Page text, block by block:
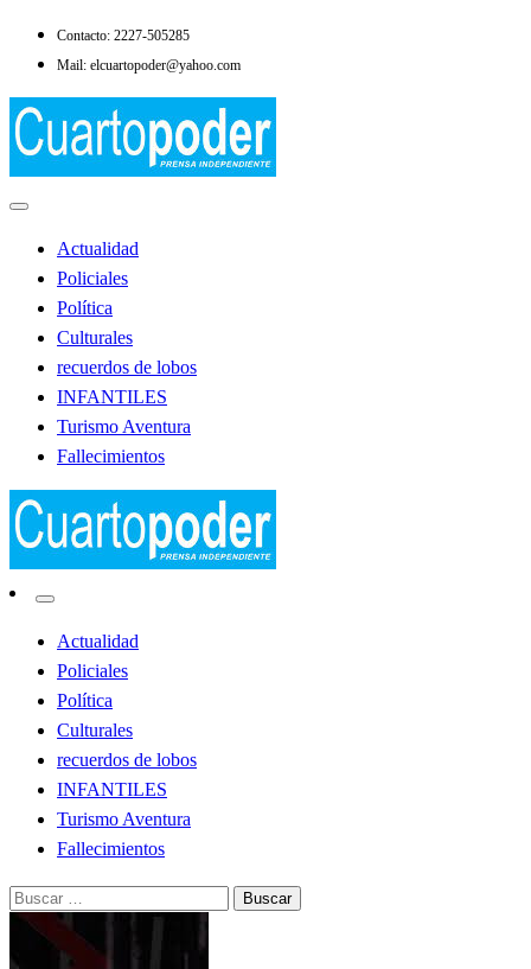
Saltar
Contacto: 2227-505285
Mail: elcuartopoder@yahoo.com
El Cuarto Poder
Actualidad
Policiales
Política
Culturales
recuerdos de lobos
INFANTILES
Turismo Aventura
Fallecimientos
El Cuarto Poder
Actualidad
Policiales
Política
Culturales
recuerdos de lobos
INFANTILES
Turismo Aventura
Fallecimientos
Buscar: